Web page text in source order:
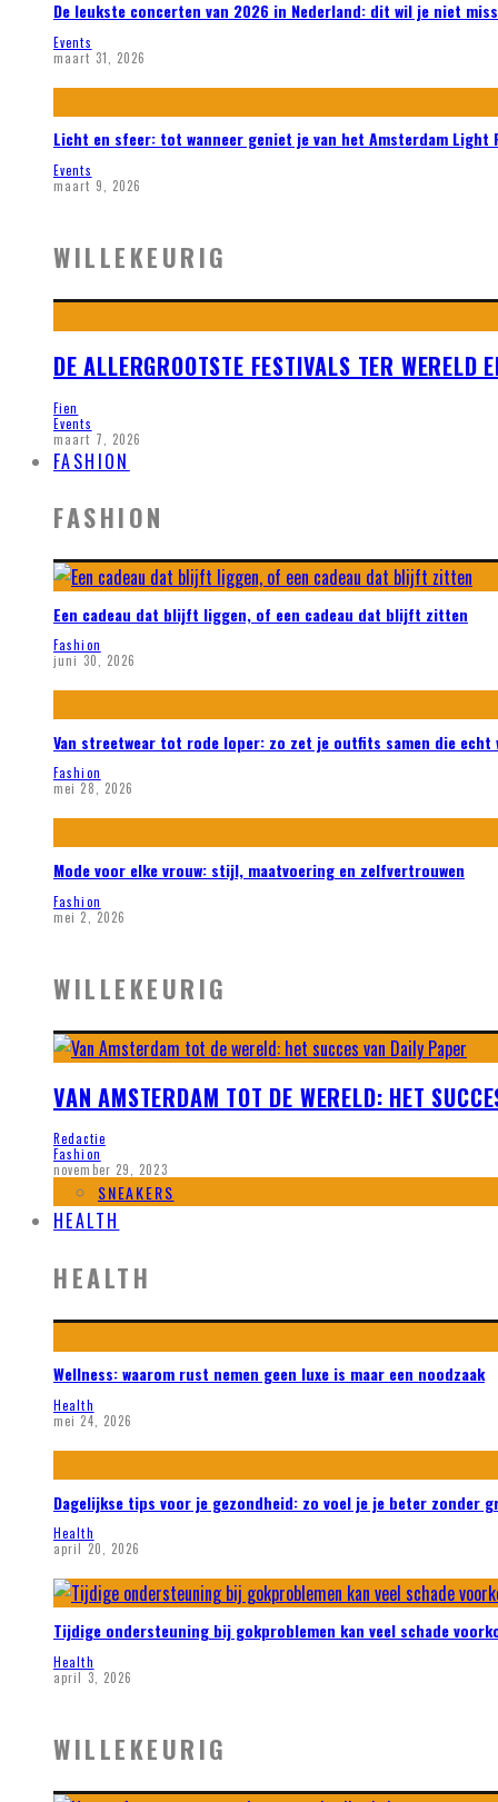
De leukste concerten van 2026 in Nederland: dit wil je niet
Events
maart 31, 2026
Licht en sfeer: tot wanneer geniet je van het Amsterdam Light
Events
maart 9, 2026
WILLEKEURIG
DE ALLERGROOTSTE FESTIVALS TER WERELD
Fien
Events
maart 7, 2026
FASHION
FASHION
Een cadeau dat blijft liggen, of een cadeau dat blijft zitten
Fashion
juni 30, 2026
Van streetwear tot rode loper: zo zet je outfits samen die echt
Fashion
mei 28, 2026
Mode voor elke vrouw: stijl, maatvoering en zelfvertrouwen
Fashion
mei 2, 2026
WILLEKEURIG
VAN AMSTERDAM TOT DE WERELD: HET
Redactie
Fashion
november 29, 2023
SNEAKERS
HEALTH
HEALTH
Wellness: waarom rust nemen geen luxe is maar een noodzaak
Health
mei 24, 2026
Dagelijkse tips voor je gezondheid: zo voel je je beter zonder
Health
april 20, 2026
Tijdige ondersteuning bij gokproblemen kan veel schade
Health
april 3, 2026
WILLEKEURIG